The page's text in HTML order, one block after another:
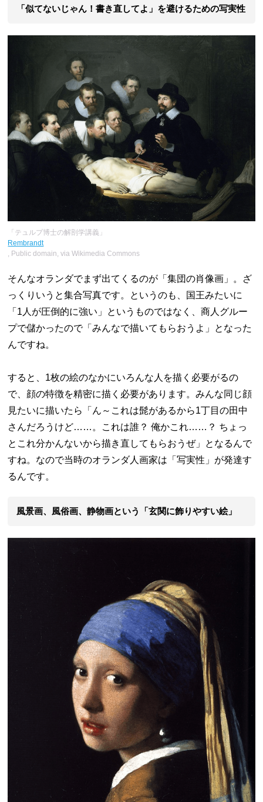
「似てないじゃん！書き直してよ」を避けるための写実性
「テュルプ博士の解剖学講義」
Rembrandt
, Public domain, via Wikimedia Commons
そんなオランダでまず出てくるのが「集団の肖像画」。ざ
っくりいうと集合写真です。というのも、国王みたいに
「1人が圧倒的に強い」というものではなく、商人グルー
プで儲かったので「みんなで描いてもらおうよ」となった
んですね。
すると、1枚の絵のなかにいろんな人を描く必要がるの
で、顔の特徴を精密に描く必要があります。みんな同じ顔
見たいに描いたら「ん～これは髭があるから1丁目の田中
さんだろうけど……。これは誰？ 俺かこれ……？ ちょっ
とこれ分かんないから描き直してもらおうぜ」となるんで
すね。なので当時のオランダ人画家は「写実性」が発達す
るんです。
風景画、風俗画、静物画という「玄関に飾りやすい絵」